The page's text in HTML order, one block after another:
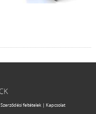
Szerződési feltételek| Kapcsolat